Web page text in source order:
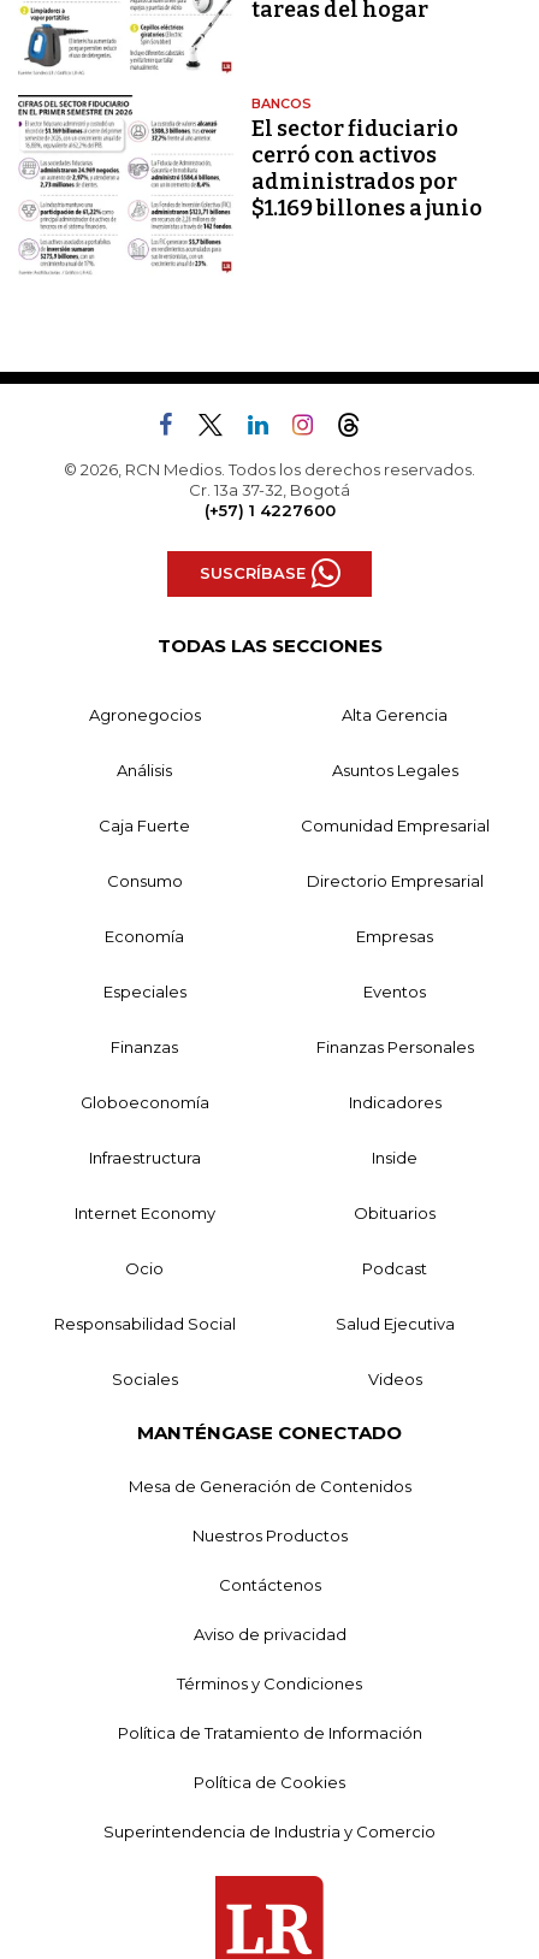
tareas del hogar
BANCOS
El sector fiduciario
cerró con activos
administrados por
$1.169 billones a junio
© 2026, RCN Medios. Todos los derechos reservados.
Cr. 13a 37-32, Bogotá
(+57) 1 4227600
SUSCRÍBASE
TODAS LAS SECCIONES
Agronegocios Alta Gerencia
Análisis Asuntos Legales
Caja Fuerte Comunidad Empresarial
Consumo Directorio Empresarial
Economía Empresas
Especiales Eventos
Finanzas Finanzas Personales
Globoeconomía Indicadores
Infraestructura Inside
Internet Economy Obituarios
Ocio Podcast
Responsabilidad Social Salud Ejecutiva
Sociales Videos
MANTÉNGASE CONECTADO
Mesa de Generación de Contenidos
Nuestros Productos
Contáctenos
Aviso de privacidad
Términos y Condiciones
Política de Tratamiento de Información
Política de Cookies
Superintendencia de Industria y Comercio